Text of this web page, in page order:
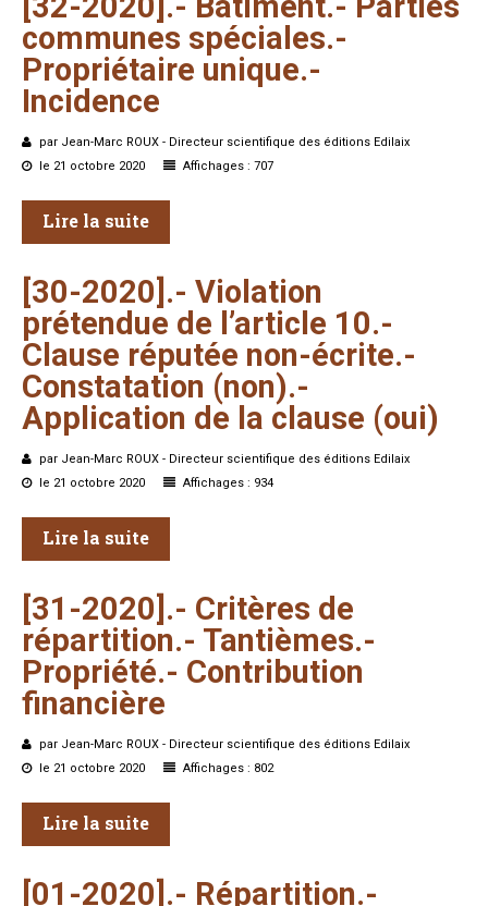
communes spéciales.-
Propriétaire unique.-
Incidence
par Jean-Marc ROUX - Directeur scientifique des éditions Edilaix
le 21 octobre 2020
Affichages : 707
Lire la suite
[30-2020].- Violation
prétendue de l’article 10.-
Clause réputée non-écrite.-
Constatation (non).-
Application de la clause (oui)
par Jean-Marc ROUX - Directeur scientifique des éditions Edilaix
le 21 octobre 2020
Affichages : 934
Lire la suite
[31-2020].- Critères de
répartition.- Tantièmes.-
Propriété.- Contribution
financière
par Jean-Marc ROUX - Directeur scientifique des éditions Edilaix
le 21 octobre 2020
Affichages : 802
Lire la suite
[01-2020].- Répartition.-